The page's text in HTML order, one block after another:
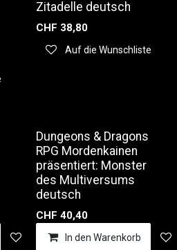
Zitadelle deutsch
CHF 38,80
Auf die Wunschliste
Auf die Wunschliste
Dungeons & Dragons
RPG Mordenkainen
präsentiert: Monster
des Multiversums
deutsch
CHF 40,40
In den Warenkorb